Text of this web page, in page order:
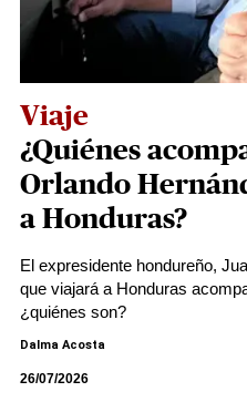
Viaje
¿Quiénes
Orlando
a Honduras?
El expresidente hondureño,
que viajará a Honduras
¿quiénes son?
Dalma Acosta
26/07/2026